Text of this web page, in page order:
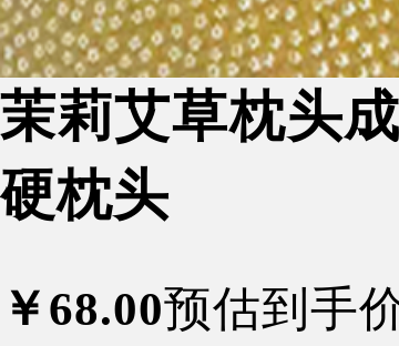
茉莉艾草枕头
硬枕头
￥68.00预估到手